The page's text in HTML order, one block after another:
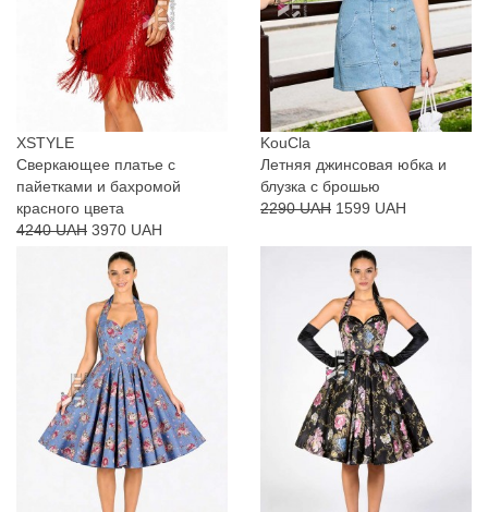
XSTYLE
Сверкающее платье с
пайетками и бахромой
красного цвета
4240 UAH 3970 UAH
KouCla
Летняя джинсовая юбка и
блузка с брошью
2290 UAH 1599 UAH